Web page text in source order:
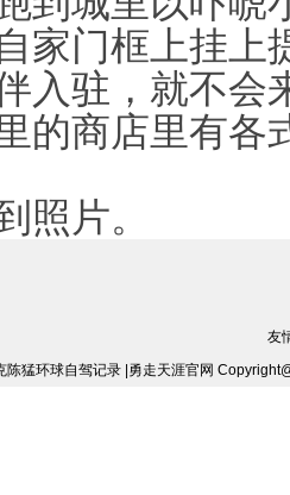
家门框上挂上
入驻，就不会
的商店里有各
照片。
友
陈猛环球自驾记录 |勇走天涯官网